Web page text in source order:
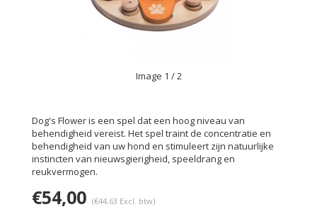
Image 1 / 2
Dog's Flower is een spel dat een hoog niveau van
behendigheid vereist. Het spel traint de concentratie en
behendigheid van uw hond en stimuleert zijn natuurlijke
instincten van nieuwsgierigheid, speeldrang en
reukvermogen.
€54,00 (€44,63 Excl. btw)